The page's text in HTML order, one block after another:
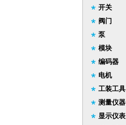
开关
阀门
泵
模块
编码器
电机
工装工具
测量仪器
显示仪表